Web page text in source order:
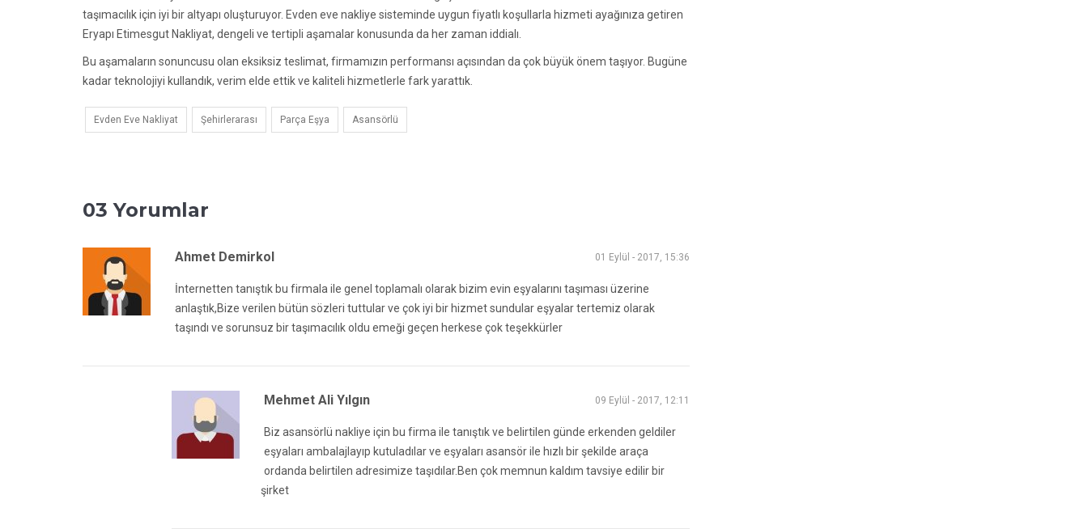
taşımacılık için iyi bir altyapı oluşturuyor. Evden eve nakliye sisteminde uygun fiyatlı koşullarla hizmeti ayağınıza getiren
Eryapı Etimesgut Nakliyat, dengeli ve tertipli aşamalar konusunda da her zaman iddialı.
Bu aşamaların sonuncusu olan eksiksiz teslimat, firmamızın performansı açısından da çok büyük önem taşıyor. Bugüne
kadar teknolojiyi kullandık, verim elde ettik ve kaliteli hizmetlerle fark yarattık.
Evden Eve Nakliyat Şehirlerarası Parça Eşya Asansörlü
03 Yorumlar
Ahmet Demirkol 01 Eylül - 2017, 15:36
İnternetten tanıştık bu firmala ile genel toplamalı olarak bizim evin eşyalarını taşıması üzerine
anlaştık,Bize verilen bütün sözleri tuttular ve çok iyi bir hizmet sundular eşyalar tertemiz olarak
taşındı ve sorunsuz bir taşımacılık oldu emeği geçen herkese çok teşekkürler
Mehmet Ali Yılgın 09 Eylül - 2017, 12:11
Biz asansörlü nakliye için bu firma ile tanıştık ve belirtilen günde erkenden geldiler
eşyaları ambalajlayıp kutuladılar ve eşyaları asansör ile hızlı bir şekilde araça
ordanda belirtilen adresimize taşıdılar.Ben çok memnun kaldım tavsiye edilir bir
şirket